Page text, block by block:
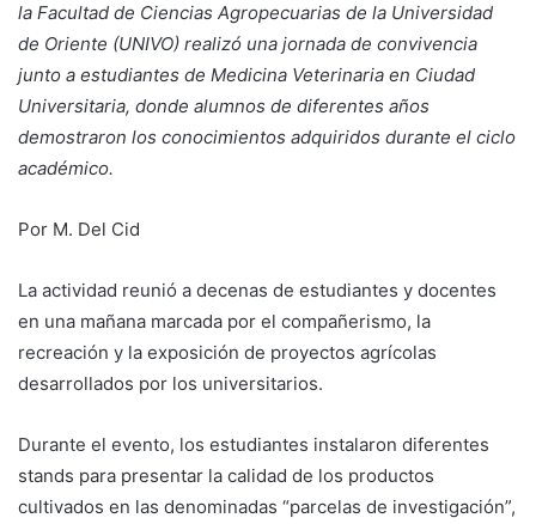
la Facultad de Ciencias Agropecuarias de la Universidad
de Oriente (UNIVO) realizó una jornada de convivencia
junto a estudiantes de Medicina Veterinaria en Ciudad
Universitaria, donde alumnos de diferentes años
demostraron los conocimientos adquiridos durante el ciclo
académico.
Por M. Del Cid
La actividad reunió a decenas de estudiantes y docentes
en una mañana marcada por el compañerismo, la
recreación y la exposición de proyectos agrícolas
desarrollados por los universitarios.
Durante el evento, los estudiantes instalaron diferentes
stands para presentar la calidad de los productos
cultivados en las denominadas “parcelas de investigación”,